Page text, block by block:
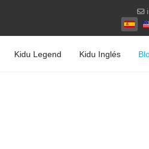
Kidu Legend Kidu Inglés